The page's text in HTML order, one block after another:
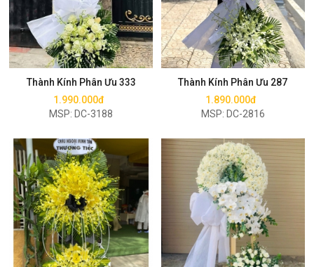
Thành Kính Phân Ưu 333
1.990.000đ
MSP: DC-3188
Mua ngay
Thành Kính Phân Ưu 287
1.890.000đ
MSP: DC-2816
Mua ngay